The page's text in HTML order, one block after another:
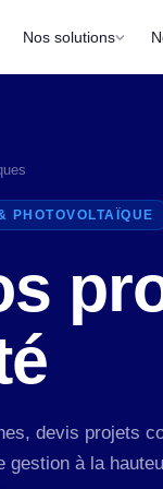
Nos solutions
PHOTOVOLTAÏQUE
devis projets
à la